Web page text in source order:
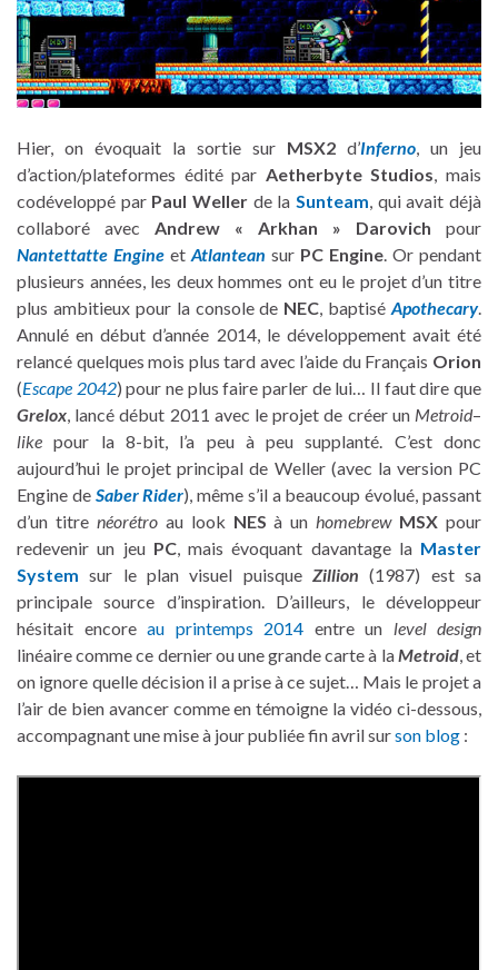
Hier, on évoquait la sortie sur MSX2 d’Inferno, un jeu
d’action/plateformes édité par Aetherbyte Studios, mais
codéveloppé par Paul Weller de laSunteam, qui avait déjà
collaboré avec Andrew « Arkhan » Darovich pour
Nantettatte Engine et Atlantean sur PC Engine. Or pendant
plusieurs années, les deux hommes ont eu le projet d’un titre
plus ambitieux pour la console de NEC, baptisé Apothecary.
Annulé en début d’année 2014, le développement avait été
relancé quelques mois plus tard avec l’aide du Français Orion
(Escape 2042) pour ne plus faire parler de lui… Il faut dire que
Grelox, lancé début 2011 avec le projet de créer un Metroid–
like pour la 8-bit, l’a peu à peu supplanté. C’est donc
aujourd’hui le projet principal de Weller (avec la version PC
Engine de Saber Rider), même s’il a beaucoup évolué, passant
d’un titre néorétroau look NES à unhomebrew MSX pour
redevenir un jeu PC, mais évoquant davantage la Master
System sur le plan visuel puisque Zillion (1987) est sa
principale source d’inspiration. D’ailleurs, le développeur
hésitait encore au printemps 2014 entre un level design
linéaire comme ce dernier ou une grande carte à laMetroid, et
on ignore quelle décision il a prise à ce sujet… Mais le projet a
l’air de bien avancer comme en témoigne la vidéo ci-dessous,
accompagnant une mise à jour publiée fin avril surson blog :